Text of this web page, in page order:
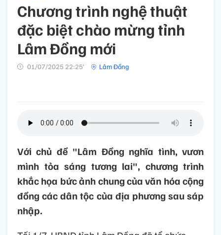
Chương trình nghệ thuật
đặc biệt chào mừng tỉnh
Lâm Đồng mới
01/07/2025 22:25’ Lâm Đồng
Với chủ đề "Lâm Đồng nghĩa tình, vươn
mình tỏa sáng tương lai", chương trình
khắc họa bức ảnh chung của văn hóa cộng
đồng các dân tộc của địa phương sau sáp
nhập.